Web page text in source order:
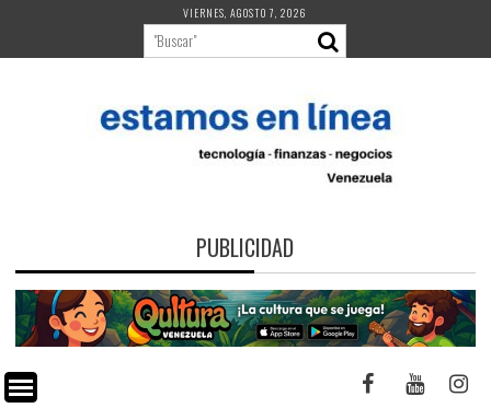
contenido
VIERNES, AGOSTO 7, 2026
PUBLICIDAD